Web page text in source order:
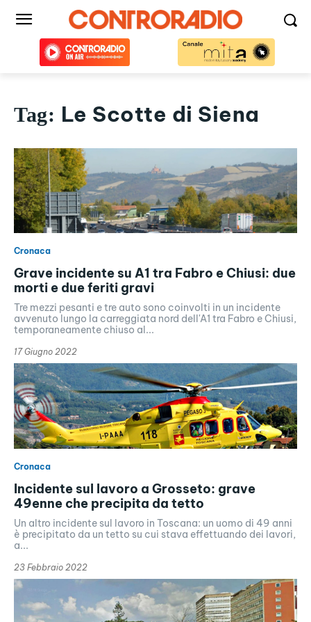
Tag: Le Scotte di Siena
Cronaca
Grave incidente su A1 tra Fabro e Chiusi: due
morti e due feriti gravi
Tre mezzi pesanti e tre auto sono coinvolti in un incidente
avvenuto lungo la carreggiata nord dell'A1 tra Fabro e Chiusi,
temporaneamente chiuso al...
17 Giugno 2022
Cronaca
Incidente sul lavoro a Grosseto: grave
49enne che precipita da tetto
Un altro incidente sul lavoro in Toscana: un uomo di 49 anni
è precipitato da un tetto su cui stava effettuando dei lavori,
a...
23 Febbraio 2022